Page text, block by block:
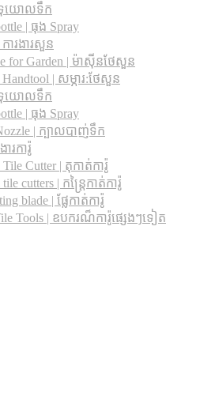
ទុយោលទឹក
| ធុង Spray
ារងារសួន
for Garden | ម៉ាស៊ីនថែសួន
Handtool | សម្ភារ:ថែសួន
ទុយោលទឹក
| ធុង Spray
| ក្បាលបាញ់ទឹក
រការ៉ូ
Cutter | តុកាត់ការ៉ូ
cutters | កន្ត្រៃកាត់ការ៉ូ
blade | ផ្លែកាត់ការ៉ូ
Tools | ឧបករណ៏ការ៉ូផ្សេងៗទៀត